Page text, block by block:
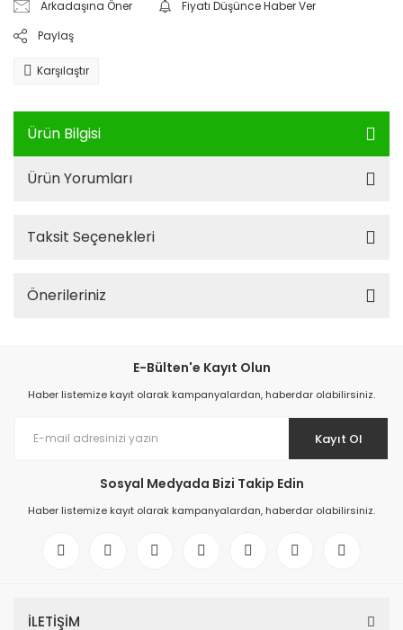
Arkadaşına Öner
Fiyatı Düşünce Haber Ver
Paylaş
Karşılaştır
Ürün Bilgisi
Ürün Yorumları
Taksit Seçenekleri
Önerileriniz
E-Bülten'e Kayıt Olun
Haber listemize kayıt olarak kampanyalardan, haberdar olabilirsiniz.
Kayıt Ol
Sosyal Medyada Bizi Takip Edin
Haber listemize kayıt olarak kampanyalardan, haberdar olabilirsiniz.
İLETİŞİM